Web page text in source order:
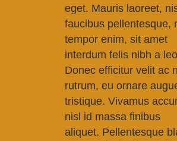
eget. Mauris laoreet,
faucibus pellentesque,
tempor enim, sit amet
interdum felis nibh a
Donec efficitur velit ac
rutrum, eu ornare
tristique. Vivamus
nisl id massa finibus
aliquet. Pellentesque